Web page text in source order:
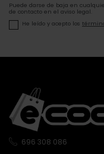
Puede darse de baja en
de contacto en el aviso legal.
He leído y acepto los
696 308 086